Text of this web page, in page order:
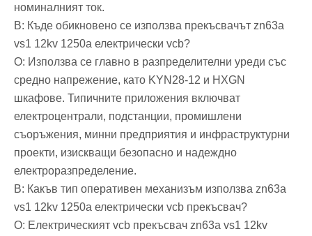
номиналният ток.
В: Къде обикновено се използва прекъсвачът zn63a
vs1 12kv 1250a електрически vcb?
О: Използва се главно в разпределителни уреди със
средно напрежение, като KYN28-12 и HXGN
шкафове. Типичните приложения включват
електроцентрали, подстанции, промишлени
съоръжения, минни предприятия и инфраструктурни
проекти, изискващи безопасно и надеждно
електроразпределение.
В: Какъв тип оперативен механизъм използва zn63a
vs1 12kv 1250a електрически vcb прекъсвач?
О: Електрическият vcb прекъсвач zn63a vs1 12kv